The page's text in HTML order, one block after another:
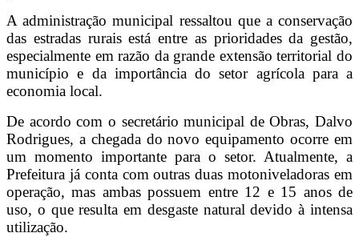
A administração municipal ressaltou que a conservação
das estradas rurais está entre as prioridades da gestão,
especialmente em razão da grande extensão territorial do
município e da importância do setor agrícola para a
economia local.
De acordo com o secretário municipal de Obras, Dalvo
Rodrigues, a chegada do novo equipamento ocorre em
um momento importante para o setor. Atualmente, a
Prefeitura já conta com outras duas motoniveladoras em
operação, mas ambas possuem entre 12 e 15 anos de
uso, o que resulta em desgaste natural devido à intensa
utilização.